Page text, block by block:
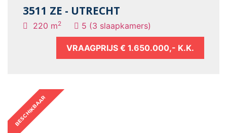
3511 ZE - UTRECHT
220 m2 5 (3 slaapkamers)
VRAAGPRIJS € 1.650.000,- K.K.
BESCHIKBAAR